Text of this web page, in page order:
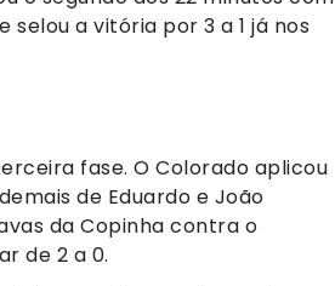
selou a vitória por 3 a 1 já nos
fase. O Colorado aplicou
de Eduardo e João
da Copinha contra o
de 2 a 0.